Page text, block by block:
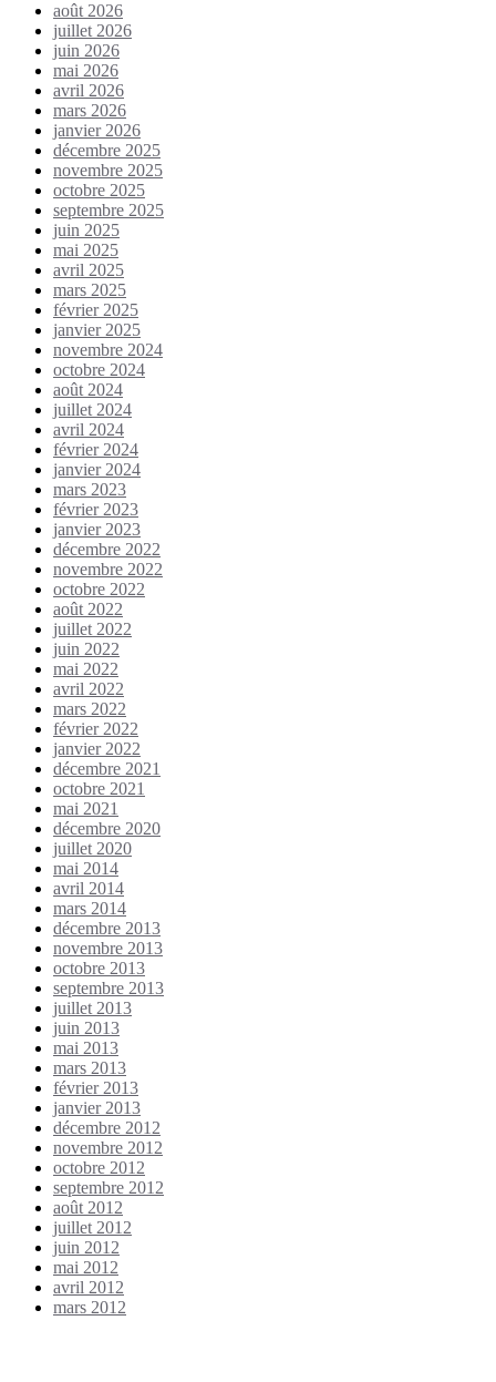
août 2026
juillet 2026
juin 2026
mai 2026
avril 2026
mars 2026
janvier 2026
décembre 2025
novembre 2025
octobre 2025
septembre 2025
juin 2025
mai 2025
avril 2025
mars 2025
février 2025
janvier 2025
novembre 2024
octobre 2024
août 2024
juillet 2024
avril 2024
février 2024
janvier 2024
mars 2023
février 2023
janvier 2023
décembre 2022
novembre 2022
octobre 2022
août 2022
juillet 2022
juin 2022
mai 2022
avril 2022
mars 2022
février 2022
janvier 2022
décembre 2021
octobre 2021
mai 2021
décembre 2020
juillet 2020
mai 2014
avril 2014
mars 2014
décembre 2013
novembre 2013
octobre 2013
septembre 2013
juillet 2013
juin 2013
mai 2013
mars 2013
février 2013
janvier 2013
décembre 2012
novembre 2012
octobre 2012
septembre 2012
août 2012
juillet 2012
juin 2012
mai 2012
avril 2012
mars 2012